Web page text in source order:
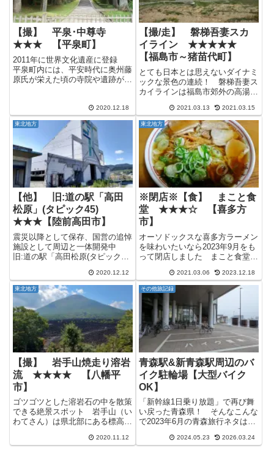
【撮】 平泉･中尊寺
★★★ 【平泉町】
2011年に世界文化遺産に登録
平泉町内には、平安時代に奥州藤
原氏が栄えた頃の寺院や遺跡が多
されました。 世界遺産に登録さ
れた｢平泉｣は正確には「平泉 - 仏
国土（浄土）を表す建...
2020.12.18
【撮/走】 磐梯吾妻スカ
イライン ★★★★★
【福島市～猪苗代町】
とても日本とは思えないダイナミ
ックな景色の連続！ 磐梯吾妻ス
カイラインは福島市郊外の高湯温
道70号線の約29㎞の区間で
す。 磐梯山や吾妻連峰周辺には
磐梯吾妻レークラインや磐梯山ゴ
ールドラインなど、ライダーに人
気...
2021.03.13 2021.03.15
東北地方
【他】 旧:道の駅「高田
松原」(タピック45)
★★★【陸前高田市】
震災以降として保存、国営の追悼
施設として周辺と一体開発中
旧:道の駅「高田松原(タピック
45号沿いにあった道の駅で、
2011年3月11日の東日本大震災の
津波で大きな被害を受けたまし
た。 震災後は取り壊される事...
2020.12.12
東北地方
※閉店※【食】 まこと食
堂 ★★★☆ 【喜多方
市】
オーソドックスな喜多方ラーメン
を味わいたいなら2023年9月をも
って閉店しました まこと食堂は
メン店で、昭和22年創業。 喜
多方ラーメンで有名な「坂内食
堂」「源来軒」と並んで喜多方ラ
ーメンを代表する店舗となって...
2021.03.06 2023.12.18
東北地方
【撮】 岩手山焼走り溶岩
流 ★★★★ 【八幡平
市】
ゴツゴツとした溶岩石の中を散策
できる絶景スポット 岩手山（い
わてさん）は県北部にある標高
去に溶岩を伴う噴火を起こしたこ
2020.11.12
その他旅記録
青森駅&新青森駅周辺のバ
イク駐輪場【大型バイク
OK】
「新幹線1日乗り放題」で再び舞
い戻った青森県！ そんなこんな
で2023年6月の青森旅行ネタは終
月頃まで発売されてた「キュン♥
2024.05.23 2026.03.24